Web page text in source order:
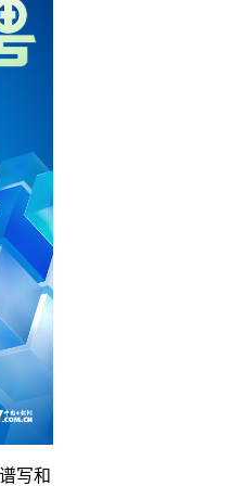
写和